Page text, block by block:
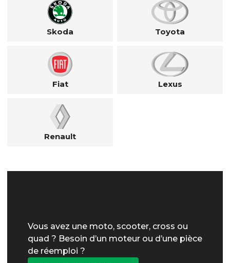
Skoda Toyota
Fiat Lexus
Renault
Vous avez une moto, scooter, cross ou
quad ? Besoin d’un moteur ou d’une pièce
de réemploi ?